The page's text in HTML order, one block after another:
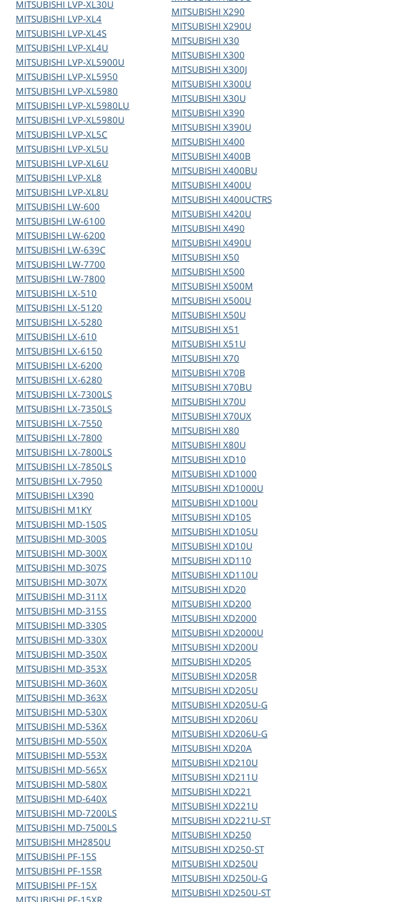
MITSUBISHI LVP-XL30U
MITSUBISHI LVP-XL4
MITSUBISHI LVP-XL4S
MITSUBISHI LVP-XL4U
MITSUBISHI LVP-XL5900U
MITSUBISHI LVP-XL5950
MITSUBISHI LVP-XL5980
MITSUBISHI LVP-XL5980LU
MITSUBISHI LVP-XL5980U
MITSUBISHI LVP-XL5C
MITSUBISHI LVP-XL5U
MITSUBISHI LVP-XL6U
MITSUBISHI LVP-XL8
MITSUBISHI LVP-XL8U
MITSUBISHI LW-600
MITSUBISHI LW-6100
MITSUBISHI LW-6200
MITSUBISHI LW-639C
MITSUBISHI LW-7700
MITSUBISHI LW-7800
MITSUBISHI LX-510
MITSUBISHI LX-5120
MITSUBISHI LX-5280
MITSUBISHI LX-610
MITSUBISHI LX-6150
MITSUBISHI LX-6200
MITSUBISHI LX-6280
MITSUBISHI LX-7300LS
MITSUBISHI LX-7350LS
MITSUBISHI LX-7550
MITSUBISHI LX-7800
MITSUBISHI LX-7800LS
MITSUBISHI LX-7850LS
MITSUBISHI LX-7950
MITSUBISHI LX390
MITSUBISHI M1KY
MITSUBISHI MD-150S
MITSUBISHI MD-300S
MITSUBISHI MD-300X
MITSUBISHI MD-307S
MITSUBISHI MD-307X
MITSUBISHI MD-311X
MITSUBISHI MD-315S
MITSUBISHI MD-330S
MITSUBISHI MD-330X
MITSUBISHI MD-350X
MITSUBISHI MD-353X
MITSUBISHI MD-360X
MITSUBISHI MD-363X
MITSUBISHI MD-530X
MITSUBISHI MD-536X
MITSUBISHI MD-550X
MITSUBISHI MD-553X
MITSUBISHI MD-565X
MITSUBISHI MD-580X
MITSUBISHI MD-640X
MITSUBISHI MD-7200LS
MITSUBISHI MD-7500LS
MITSUBISHI MH2850U
MITSUBISHI PF-15S
MITSUBISHI PF-15SR
MITSUBISHI PF-15X
MITSUBISHI X290
MITSUBISHI X290U
MITSUBISHI X30
MITSUBISHI X300
MITSUBISHI X300J
MITSUBISHI X300U
MITSUBISHI X30U
MITSUBISHI X390
MITSUBISHI X390U
MITSUBISHI X400
MITSUBISHI X400B
MITSUBISHI X400BU
MITSUBISHI X400U
MITSUBISHI X400UCTRS
MITSUBISHI X420U
MITSUBISHI X490
MITSUBISHI X490U
MITSUBISHI X50
MITSUBISHI X500
MITSUBISHI X500M
MITSUBISHI X500U
MITSUBISHI X50U
MITSUBISHI X51
MITSUBISHI X51U
MITSUBISHI X70
MITSUBISHI X70B
MITSUBISHI X70BU
MITSUBISHI X70U
MITSUBISHI X70UX
MITSUBISHI X80
MITSUBISHI X80U
MITSUBISHI XD10
MITSUBISHI XD1000
MITSUBISHI XD1000U
MITSUBISHI XD100U
MITSUBISHI XD105
MITSUBISHI XD105U
MITSUBISHI XD10U
MITSUBISHI XD110
MITSUBISHI XD110U
MITSUBISHI XD20
MITSUBISHI XD200
MITSUBISHI XD2000
MITSUBISHI XD2000U
MITSUBISHI XD200U
MITSUBISHI XD205
MITSUBISHI XD205R
MITSUBISHI XD205U
MITSUBISHI XD205U-G
MITSUBISHI XD206U
MITSUBISHI XD206U-G
MITSUBISHI XD20A
MITSUBISHI XD210U
MITSUBISHI XD211U
MITSUBISHI XD221
MITSUBISHI XD221U
MITSUBISHI XD221U-ST
MITSUBISHI XD250
MITSUBISHI XD250-ST
MITSUBISHI XD250U
MITSUBISHI XD250U-G
MITSUBISHI XD250U-ST